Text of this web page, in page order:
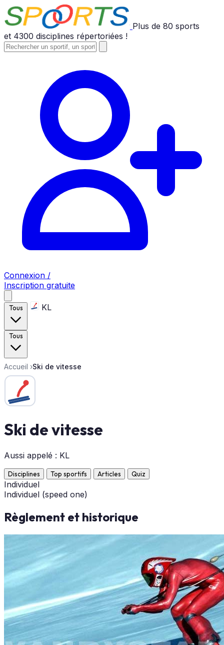
Plus de 80 sports
et 4300 disciplines répertoriées !
Connexion /
Inscription gratuite
Tous KL
Tous
Accueil ›Ski de vitesse
Ski de vitesse
Aussi appelé : KL
Disciplines Top sportifs Articles Quiz
Individuel
Individuel (speed one)
Règlement et historique